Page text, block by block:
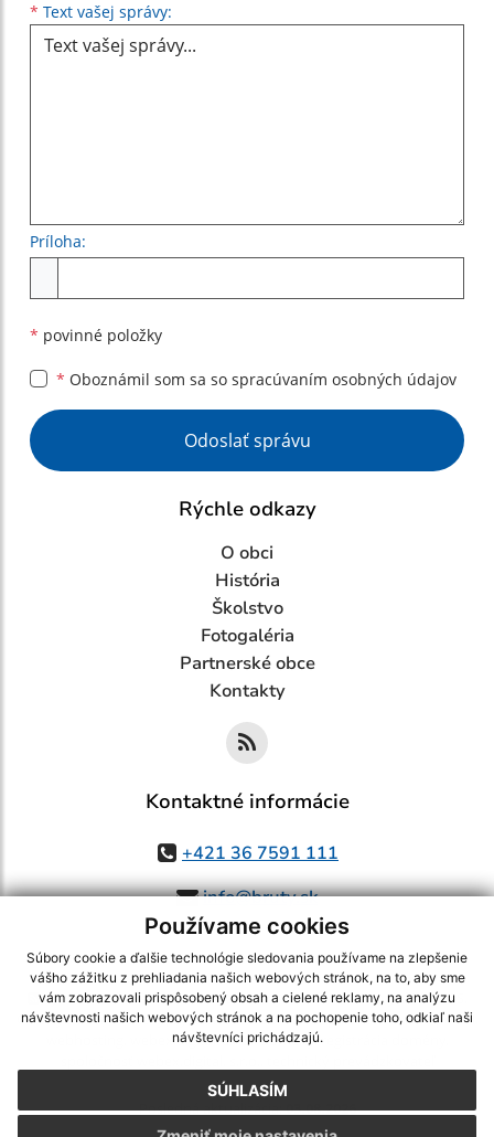
Používame cookies
Súbory cookie a ďalšie technológie sledovania používame na zlepšenie
vášho zážitku z prehliadania našich webových stránok, na to, aby sme
vám zobrazovali prispôsobený obsah a cielené reklamy, na analýzu
návštevnosti našich webových stránok a na pochopenie toho, odkiaľ naši
návštevníci prichádzajú.
SÚHLASÍM
* Text vašej správy:
Príloha:
* povinné položky
* Oboznámil som sa so spracúvaním osobných údajov
Google reCaptcha Response
Odoslať správu
Rýchle odkazy
O obci
História
Školstvo
Fotogaléria
Partnerské obce
Kontakty
Kontaktné informácie
+421 36 7591 111
info@bruty.sk
využite možnosť získavania aktuálnych informácií s využitím RSS
CMS systém (redakčný) systém ECHELON 2,Mapa stránok,web portál
webex.digital, s.r.o.,domény,registrácia domény
Posledná aktualizácia:03.08.2026